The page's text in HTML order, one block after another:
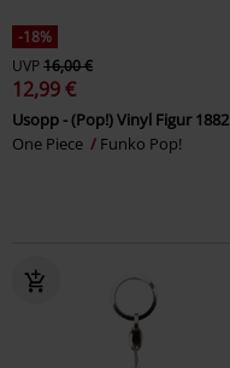
-18%
UVP16,00 €
12,99 €
Usopp - (Pop!) Vinyl Figur 1882
One Piece
Funko Pop!